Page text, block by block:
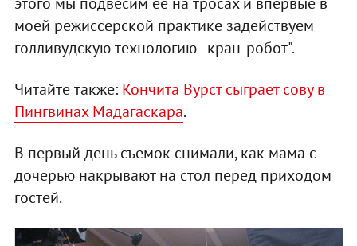
моей режиссерской практике задействуем
голливудскую технологию - кран-робот".
Читайте также: Кончита Вурст сыграет сову в
Пингвинах Мадагаскара.
В первый день съемок снимали, как мама с
дочерью накрывают на стол перед приходом
гостей.